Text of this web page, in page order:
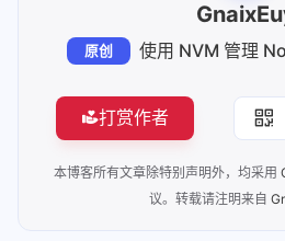
原创
打赏作者
本博客所有文章除特别声明外，均采用
议。转载请注明来自